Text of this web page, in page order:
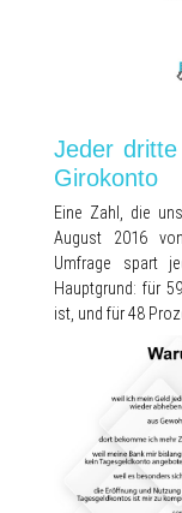
Jeder
Girokonto
Eine Zahl, die
August 2016
Umfrage spart
Hauptgrund: für
ist, und für 48